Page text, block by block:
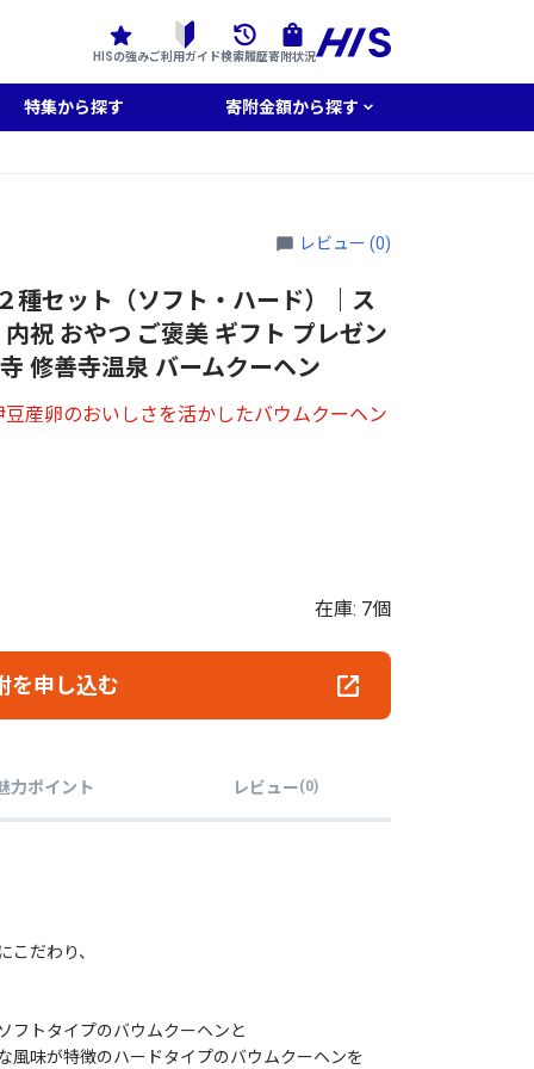
HISの強みご利用ガイド検索履歴寄附状況
特集から探す 寄附金額から探す
レビュー (0)
種セット（ソフト・ハード）｜ス
祝 おやつ ご褒美 ギフト プレゼン
修善寺温泉 バームクーヘン
産卵のおいしさを活かしたバウムクーヘン
在庫: 7個
を申し込む
力ポイント レビュー(0)
こだわり、
フトタイプのバウムクーヘンと
風味が特徴のハードタイプのバウムクーヘンを